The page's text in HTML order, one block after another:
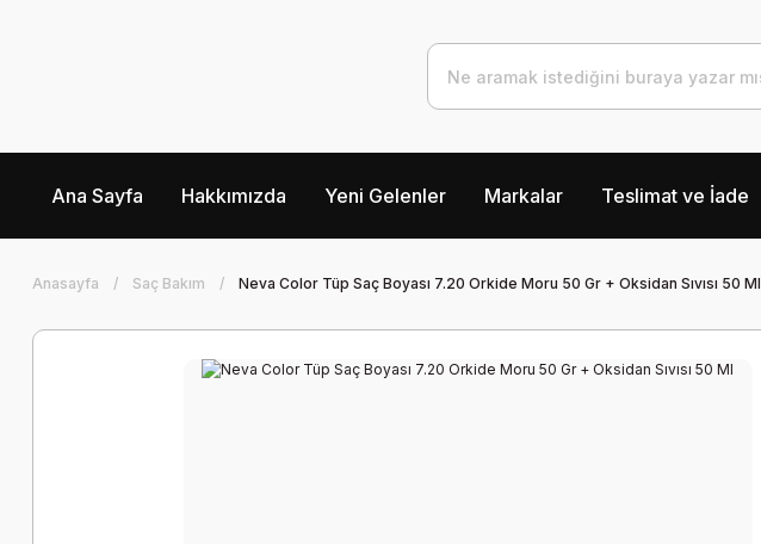
Ana Sayfa Hakkımızda Yeni Gelenler Markalar Teslimat ve İade
Anasayfa Saç Bakım Neva Color Tüp Saç Boyası 7.20 Orkide Moru 50 Gr + Oksidan Sıvısı 50 Ml